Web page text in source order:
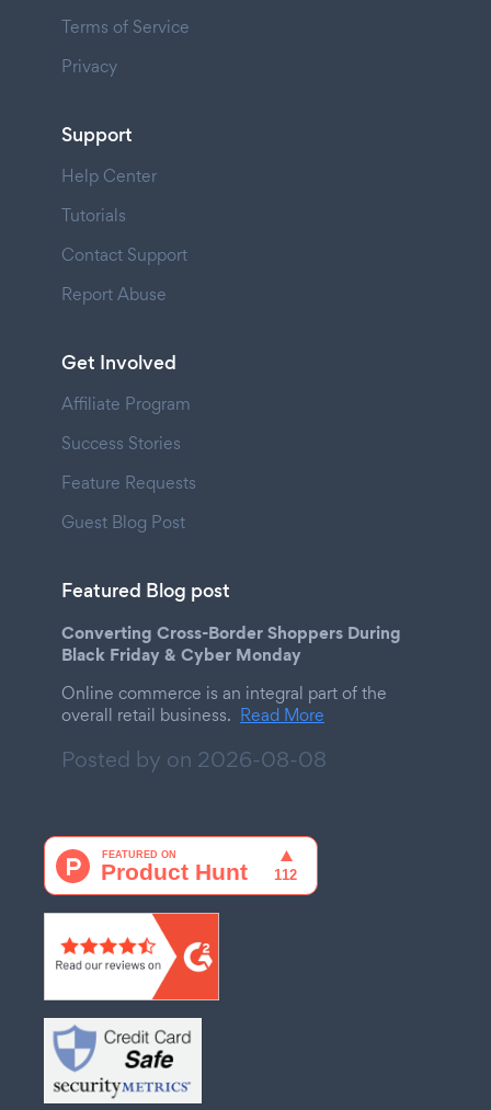
Terms of Service
Privacy
Support
Help Center
Tutorials
Contact Support
Report Abuse
Get Involved
Affiliate Program
Success Stories
Feature Requests
Guest Blog Post
Featured Blog post
Converting Cross-Border Shoppers During
Black Friday & Cyber Monday
Online commerce is an integral part of the
overall retail business. Read More
Posted by on 2026-08-08